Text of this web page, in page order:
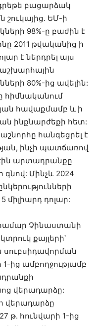
բացարձակ
շուկայից. ԵՄ-ի
98%-ը բաժին է
2011 թվականից ի
է ներդրել այս
80%-ից ավելին:
հիմնականում
հավաքմամբ և ի
ինքնարժեքի հետ:
հանգեցրել է
ինչի պատճառով
արտադրանքը
Մինչև 2024
միլիարդ դոլար:
Չինաստանի
քայլերի՝
ից ամբողջությամբ
վերադարձը:
վերադարձը
թ. հունվարի 1-ից